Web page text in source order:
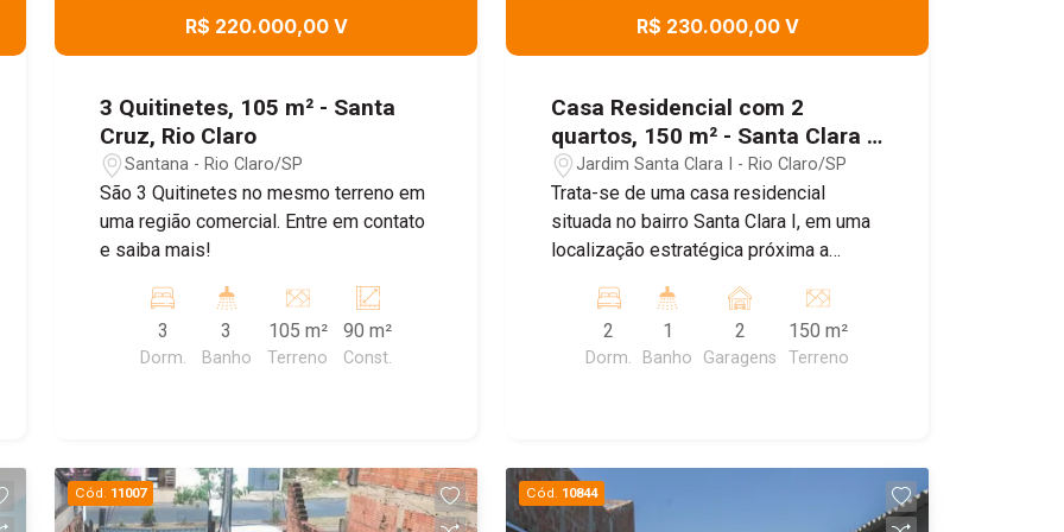
R$ 220.000,00 V
3 Quitinetes, 105 m² - Santa
Cruz, Rio Claro
Santana - Rio Claro/SP
São 3 Quitinetes no mesmo terreno em
uma região comercial. Entre em contato
e saiba mais!
3
Dorm.
3
Banho
105 m²
Terreno
90 m²
Const.
R$ 230.000,00 V
Casa Residencial com 2
quartos, 150 m² - Santa Clara I
, Rio Claro/SP
Jardim Santa Clara I - Rio Claro/SP
Trata-se de uma casa residencial
situada no bairro Santa Clara I, em uma
localização estratégica próxima a
praticidade para o dia a dia. O imóvel
possui dois dormitórios, sala
acolhedora, cozinha funcional e um
proporcionando segurança e
comodidade aos moradores. Ideal para
2
Dorm.
1
Banho
2
Garagens
150 m²
Terreno
Cód. 11007 Cód. 10844